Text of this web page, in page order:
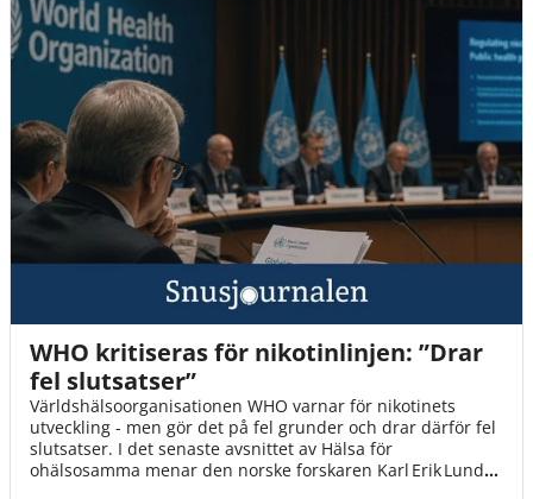
WHO kritiseras för nikotinlinjen: ”Drar
fel slutsatser”
Världshälsoorganisationen WHO varnar för nikotinets
utveckling - men gör det på fel grunder och drar därför fel
slutsatser. I det senaste avsnittet av Hälsa för
ohälsosamma menar den norske forskaren Karl Erik Lund